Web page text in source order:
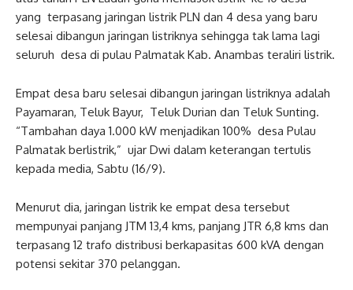
yang terpasang jaringan listrik PLN dan 4 desa yang baru
selesai dibangun jaringan listriknya sehingga tak lama lagi
seluruh desa di pulau Palmatak Kab. Anambas teraliri listrik.
Empat desa baru selesai dibangun jaringan listriknya adalah
Payamaran, Teluk Bayur, Teluk Durian dan Teluk Sunting.
“Tambahan daya 1.000 kW menjadikan 100% desa Pulau
Palmatak berlistrik,” ujar Dwi dalam keterangan tertulis
kepada media, Sabtu (16/9).
Menurut dia, jaringan listrik ke empat desa tersebut
mempunyai panjang JTM 13,4 kms, panjang JTR 6,8 kms dan
terpasang 12 trafo distribusi berkapasitas 600 kVA dengan
potensi sekitar 370 pelanggan.